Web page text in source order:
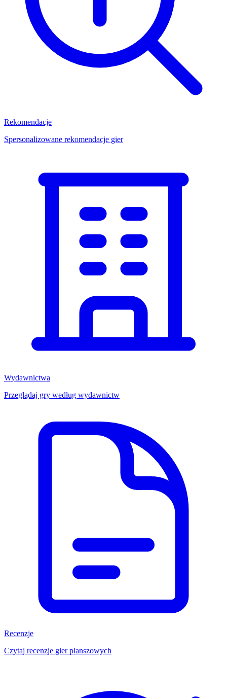
Rekomendacje
Spersonalizowane rekomendacje gier
Wydawnictwa
Przeglądaj gry według wydawnictw
Recenzje
Czytaj recenzje gier planszowych